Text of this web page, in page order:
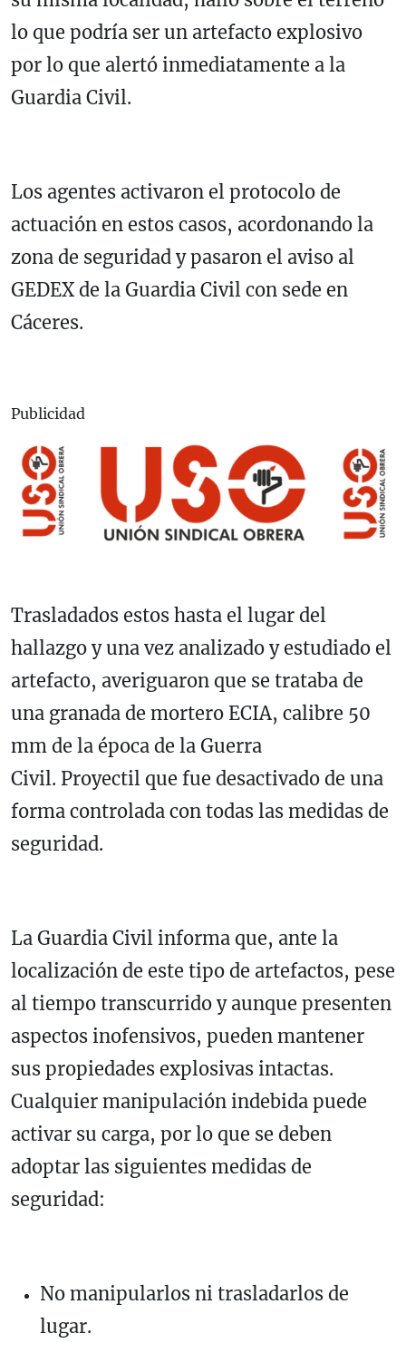
lo que podría ser un artefacto explosivo
por lo que alertó inmediatamente a la
Guardia Civil.
Los agentes activaron el protocolo de
actuación en estos casos, acordonando la
zona de seguridad y pasaron el aviso al
GEDEX de la Guardia Civil con sede en
Cáceres.
Publicidad
Trasladados estos hasta el lugar del
hallazgo y una vez analizado y estudiado el
artefacto, averiguaron que se trataba de
una granada de mortero ECIA, calibre 50
mm de la época de la Guerra
Civil. Proyectil que fue desactivado de una
forma controlada con todas las medidas de
seguridad.
La Guardia Civil informa que, ante la
localización de este tipo de artefactos, pese
al tiempo transcurrido y aunque presenten
aspectos inofensivos, pueden mantener
sus propiedades explosivas intactas.
Cualquier manipulación indebida puede
activar su carga, por lo que se deben
adoptar las siguientes medidas de
seguridad:
No manipularlos ni trasladarlos de
lugar.